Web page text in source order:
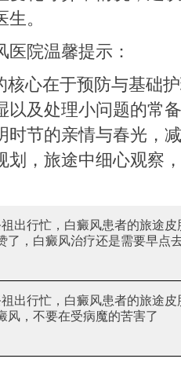
。
医院温馨提示：
心在于预防与基础护
以及处理小问题的常
时节的亲情与春光，
划，旅途中细心观察
出行忙，白癜风患者的旅途
了，白癜风治疗还是需要早点
出行忙，白癜风患者的旅途
风，不要在受病魔的苦害了